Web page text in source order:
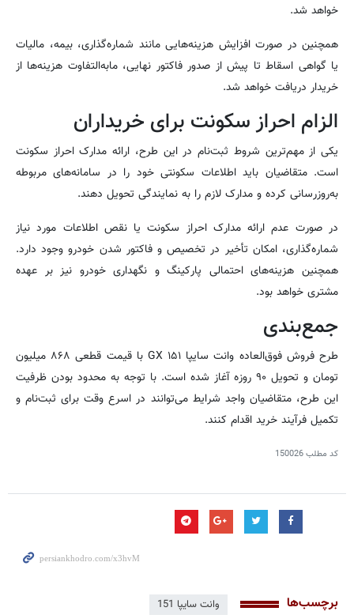
خواهد شد.
همچنین در صورت افزایش هزینه‌هایی مانند شماره‌گذاری، بیمه، مالیات
یا گواهی اسقاط تا پیش از صدور فاکتور نهایی، مابه‌التفاوت هزینه‌ها از
خریدار دریافت خواهد شد.
الزام احراز سکونت برای خریداران
یکی از مهم‌ترین شروط ثبت‌نام در این طرح، ارائه مدارک احراز سکونت
است. متقاضیان باید اطلاعات سکونتی خود را در سامانه‌های مربوطه
به‌روزرسانی کرده و مدارک لازم را به نمایندگی تحویل دهند.
در صورت عدم ارائه مدارک احراز سکونت یا نقص اطلاعات مورد نیاز
شماره‌گذاری، امکان تأخیر در تخصیص و فاکتور شدن خودرو وجود دارد.
همچنین هزینه‌های احتمالی پارکینگ و نگهداری خودرو نیز بر عهده
مشتری خواهد بود.
جمع‌بندی
طرح فروش فوق‌العاده وانت سایپا ۱۵۱ GX با قیمت قطعی ۸۶۸ میلیون
تومان و تحویل ۹۰ روزه آغاز شده است. با توجه به محدود بودن ظرفیت
این طرح، متقاضیان واجد شرایط می‌توانند در اسرع وقت برای ثبت‌نام و
تکمیل فرآیند خرید اقدام کنند.
کد مطلب150026
برچسب‌ها وانت سایپا 151